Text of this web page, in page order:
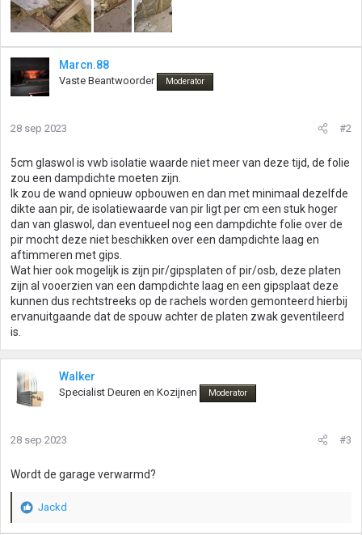
Marcn.88
Vaste Beantwoorder Moderator
28 sep 2023 #2
5cm glaswol is vwb isolatie waarde niet meer van deze tijd, de folie
zou een dampdichte moeten zijn.
Ik zou de wand opnieuw opbouwen en dan met minimaal dezelfde
dikte aan pir, de isolatiewaarde van pir ligt per cm een stuk hoger
dan van glaswol, dan eventueel nog een dampdichte folie over de
pir mocht deze niet beschikken over een dampdichte laag en
aftimmeren met gips.
Wat hier ook mogelijk is zijn pir/gipsplaten of pir/osb, deze platen
zijn al vooerzien van een dampdichte laag en een gipsplaat deze
kunnen dus rechtstreeks op de rachels worden gemonteerd hierbij
ervanuitgaande dat de spouw achter de platen zwak geventileerd
is.
Walker
Specialist Deuren en Kozijnen Moderator
28 sep 2023 #3
Wordt de garage verwarmd?
W
Jackd